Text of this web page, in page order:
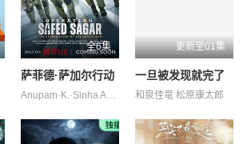
全6集
萨菲德·萨加尔行动
Anupam·K.·Sinha Arnav·Bhasin Ashok·Mehta Dia·Mirza Edward·Sonnenblick Masoom·Mumtaz·Khan Raj·Vasudeva R·巴克提·克莱因 Taaruk·Raina 丹尼斯·侯赛因 吉米·舍尔吉勒 悉塔尔特 普拉加克塔·科利 米希尔·阿胡贾 维奈·帕塔克 莫汉·卡普尔 阿姆丽塔·巴格琪 阿比·维尔马 阿赫梅德·坎 阿迪勒·侯赛因 马克·班宁顿 马努·里希·查达
更新至01集
一旦被发现就完了
和泉佳竜 松原康太郎